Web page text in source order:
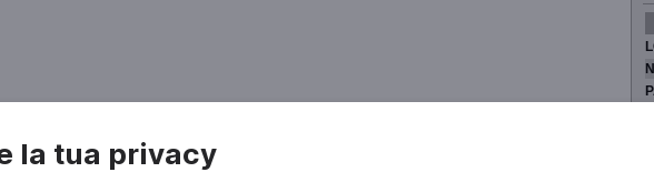
la tua privacy